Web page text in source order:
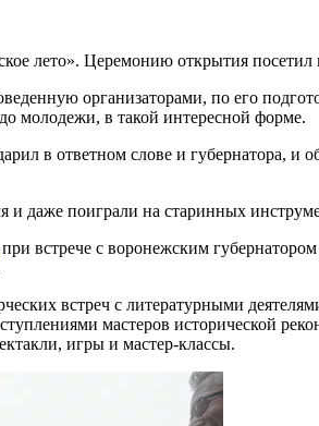
лето». Церемонию открытия
организаторами, по его
молодежи, в такой интересной форме.
в ответном слове и губернатора, и
и даже поиграли на старинных
при встрече с воронежским
встреч с литературными
мастеров исторической
игры и мастер-классы.